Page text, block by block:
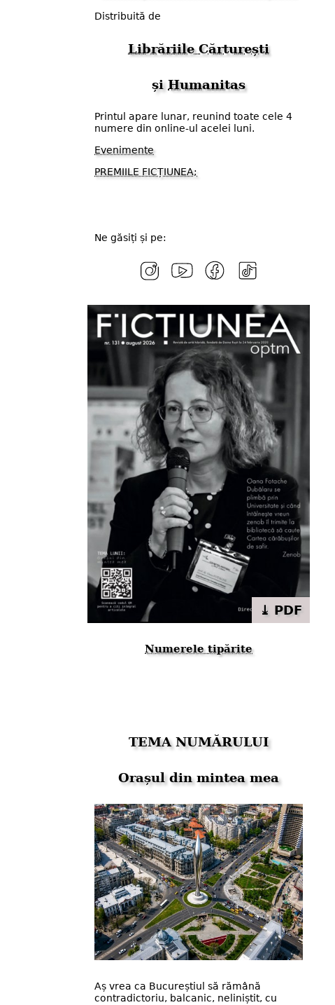
Distribuită de
Librăriile Cărturești
șiHumanitas
Printul apare lunar, reunind toate cele 4
numere din online-ul acelei luni.
Evenimente
PREMIILE FICȚIUNEA;
Ne găsiți și pe:
⤓ PDF
Numerele tipărite
TEMA NUMĂRULUI
Orașul din mintea mea
Aș vrea ca Bucureștiul să rămână
contradictoriu, balcanic, neliniștit, cu